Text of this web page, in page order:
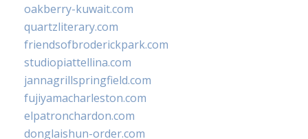
oakberry-kuwait.com
quartzliterary.com
friendsofbroderickpark.com
studiopiattellina.com
jannagrillspringfield.com
fujiyamacharleston.com
elpatronchardon.com
donglaishun-order.com